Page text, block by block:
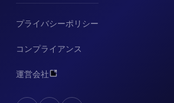
プライバシーポリシー
コンプライアンス
運営会社